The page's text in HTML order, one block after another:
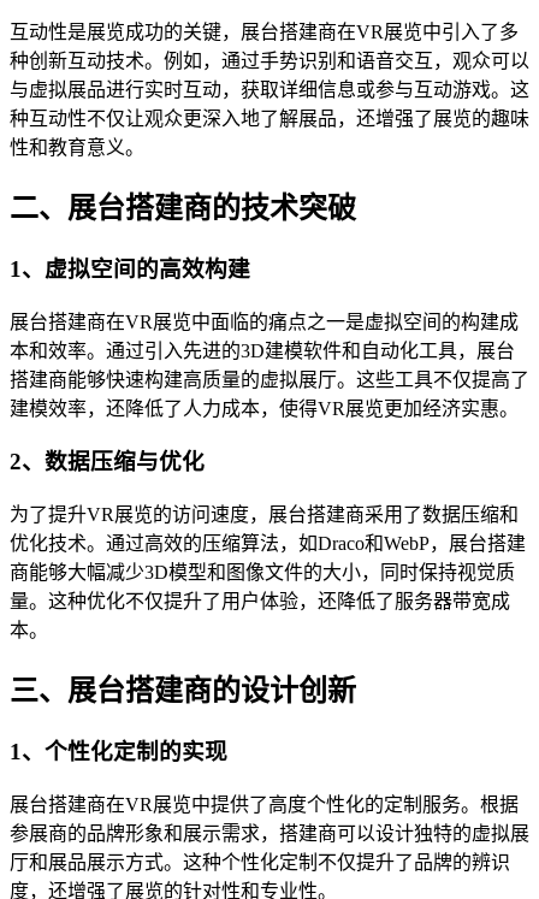
互动性是展览成功的关键，展台搭建商在VR展览中引入了多
种创新互动技术。例如，通过手势识别和语音交互，观众可以
与虚拟展品进行实时互动，获取详细信息或参与互动游戏。这
种互动性不仅让观众更深入地了解展品，还增强了展览的趣味
性和教育意义。
二、展台搭建商的技术突破
1、虚拟空间的高效构建
展台搭建商在VR展览中面临的痛点之一是虚拟空间的构建成
本和效率。通过引入先进的3D建模软件和自动化工具，展台
搭建商能够快速构建高质量的虚拟展厅。这些工具不仅提高了
建模效率，还降低了人力成本，使得VR展览更加经济实惠。
2、数据压缩与优化
为了提升VR展览的访问速度，展台搭建商采用了数据压缩和
优化技术。通过高效的压缩算法，如Draco和WebP，展台搭建
商能够大幅减少3D模型和图像文件的大小，同时保持视觉质
量。这种优化不仅提升了用户体验，还降低了服务器带宽成
本。
三、展台搭建商的设计创新
1、个性化定制的实现
展台搭建商在VR展览中提供了高度个性化的定制服务。根据
参展商的品牌形象和展示需求，搭建商可以设计独特的虚拟展
厅和展品展示方式。这种个性化定制不仅提升了品牌的辨识
度，还增强了展览的针对性和专业性。